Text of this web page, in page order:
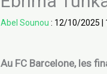
Abel Sounou : 12/10/2025
Au FC Barcelone, les